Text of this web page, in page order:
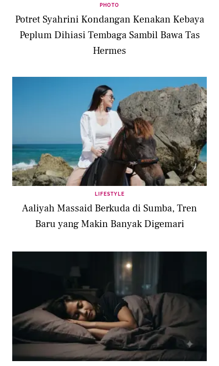
PHOTO
Potret Syahrini Kondangan Kenakan Kebaya
Peplum Dihiasi Tembaga Sambil Bawa Tas
Hermes
LIFESTYLE
Aaliyah Massaid Berkuda di Sumba, Tren
Baru yang Makin Banyak Digemari